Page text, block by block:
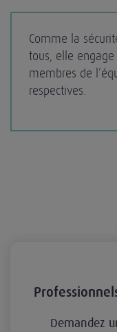
Comme la
tous, elle
membres de
respectives.
Demandez